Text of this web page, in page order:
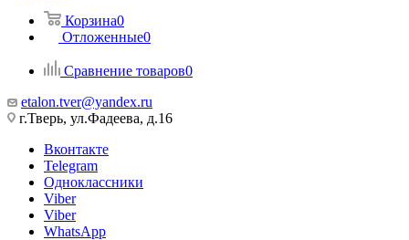
Корзина0
Отложенные0
Сравнение товаров0
etalon.tver@yandex.ru
г.Тверь, ул.Фадеева, д.16
Вконтакте
Telegram
Одноклассники
Viber
Viber
WhatsApp